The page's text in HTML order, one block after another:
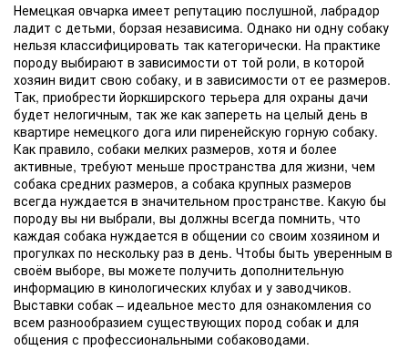
Немецкая овчарка имеет репутацию послушной, лабрадор
ладит с детьми, борзая независима. Однако ни одну собаку
нельзя классифицировать так категорически. На практике
породу выбирают в зависимости от той роли, в которой
хозяин видит свою собаку, и в зависимости от ее размеров.
Так, приобрести йоркширского терьера для охраны дачи
будет нелогичным, так же как запереть на целый день в
квартире немецкого дога или пиренейскую горную собаку.
Как правило, собаки мелких размеров, хотя и более
активные, требуют меньше пространства для жизни, чем
собака средних размеров, а собака крупных размеров
всегда нуждается в значительном пространстве. Какую бы
породу вы ни выбрали, вы должны всегда помнить, что
каждая собака нуждается в общении со своим хозяином и
прогулках по нескольку раз в день. Чтобы быть уверенным в
своём выборе, вы можете получить дополнительную
информацию в кинологических клубах и у заводчиков.
Выставки собак – идеальное место для ознакомления со
всем разнообразием существующих пород собак и для
общения с профессиональными собаководами.